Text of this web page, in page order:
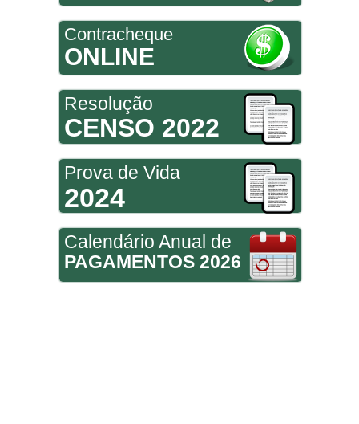
Contracheque
ONLINE
Resolução
CENSO 2022
Prova de Vida
2024
Calendário Anual de
PAGAMENTOS 2026